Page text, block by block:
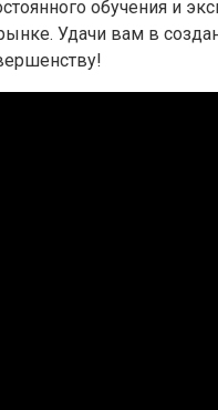
обучения и
Удачи вам в